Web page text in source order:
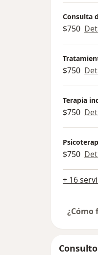
Consulta
$750
$750
Terapia
$750
$750
+ 16
¿Cómo